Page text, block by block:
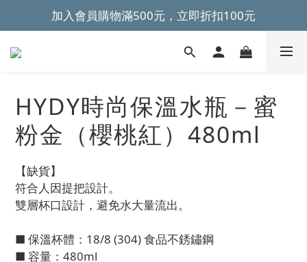
~全館滿499元免運~
加入會員購物滿500元，立即折扣100元
~全館滿499元免運~
HYDY時尚保溫水瓶－蜜
粉金（櫻桃紅）480ml
【缺貨】
符合人因提把設計。
雙層杯口設計，避免水大量流出。
■ 保溫杯體：18/8 (304) 食品不銹鏽鋼
■ 容量：480ml